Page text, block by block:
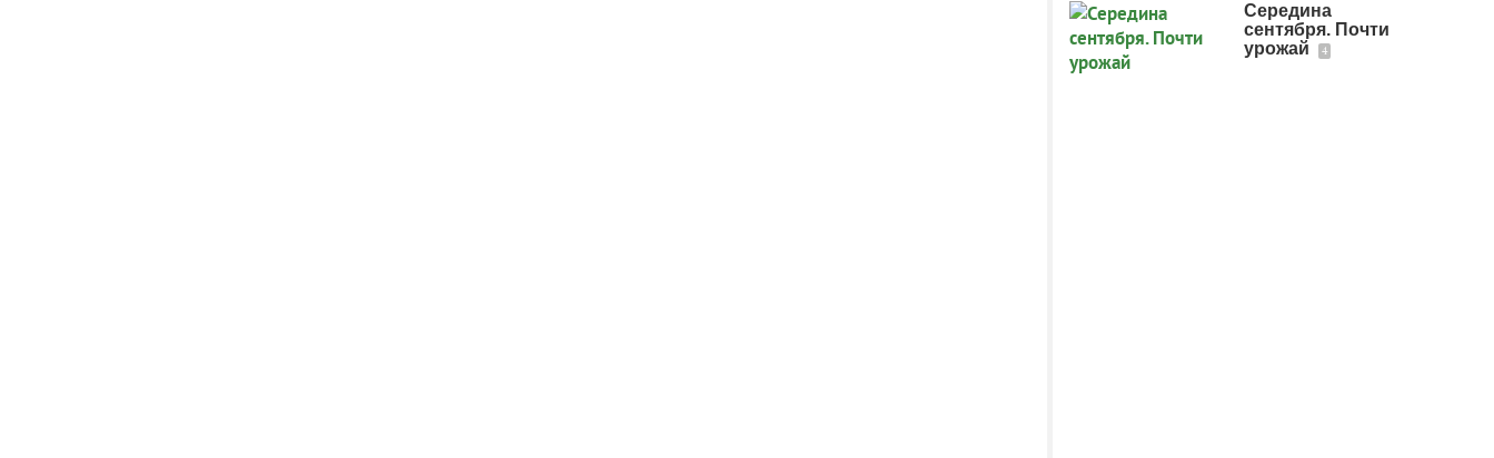
Середина
сентября. Почти
урожай
4